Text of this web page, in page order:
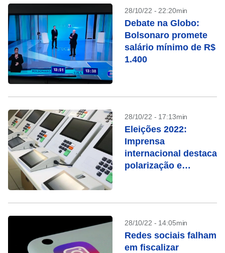
28/10/22 - 22:20min
Debate na Globo:
Bolsonaro promete
salário mínimo de R$
1.400
28/10/22 - 17:13min
Eleições 2022:
Imprensa
internacional destaca
polarização e
28/10/22 - 14:05min
Redes sociais falham
em fiscalizar